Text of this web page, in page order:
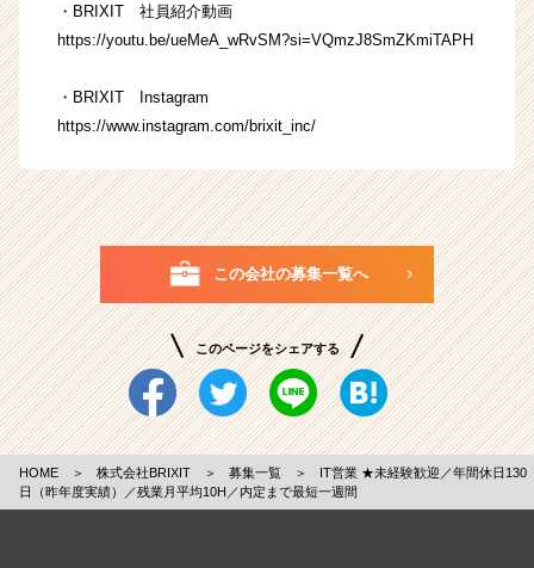
・BRIXIT 社員紹介動画
https://youtu.be/ueMeA_wRvSM?si=VQmzJ8SmZKmiTAPH
・BRIXIT Instagram
https://www.instagram.com/brixit_inc/
この会社の募集一覧へ
このページをシェアする
HOME ＞ 株式会社BRIXIT ＞ 募集一覧 ＞
IT営業 ★未経験歓迎／年間休日130
日（昨年度実績）／残業月平均10H／内定まで最短一週間